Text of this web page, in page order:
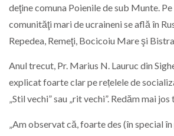
deţine comuna Poienile de sub Munte.
comunităţi mari de ucraineni se află în
Repedea, Remeţi, Bocicoiu Mare şi
Anul trecut, Pr. Marius N. Lauruc din
explicat foarte clar pe rețelele de
„Stil vechi” sau „rit vechi”. Redăm mai
„Am observat că, foarte des (în special